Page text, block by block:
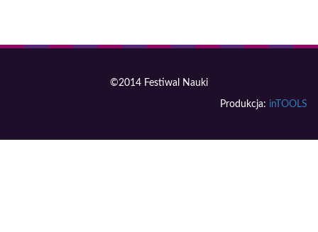
©2014 Festiwal Nauki
Produkcja: inTOOLS